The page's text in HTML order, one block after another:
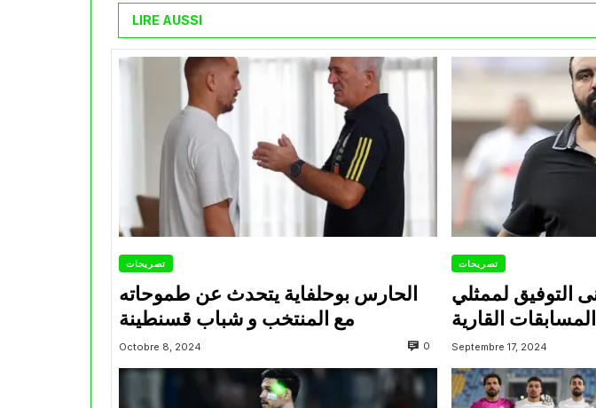
LIRE AUSSI
تصريحات
الحارس بوحلفاية يتحدث عن طموحاته
مع المنتخب و شباب قسنطينة
Octobre 8, 2024 0
تصريحات
التوفيق لممثلي
Septembre 17, 2024